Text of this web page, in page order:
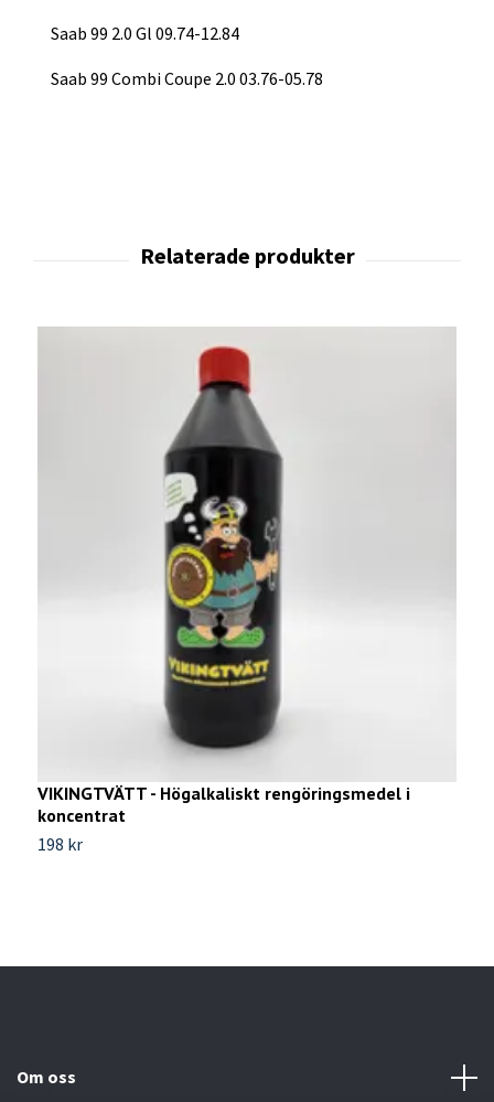
Saab 99 2.0 Gl 09.74-12.84
Saab 99 Combi Coupe 2.0 03.76-05.78
VIKINGTVÄTT - Högalkaliskt rengöringsmedel i
koncentrat
198 kr
Om oss